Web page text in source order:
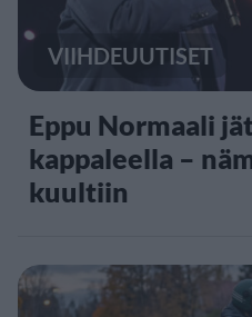
VIIHDEUUTISET
Eppu Normaali
kappaleella –
kuultiin